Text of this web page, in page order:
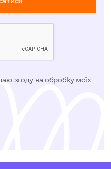
згоду на обробку моїх